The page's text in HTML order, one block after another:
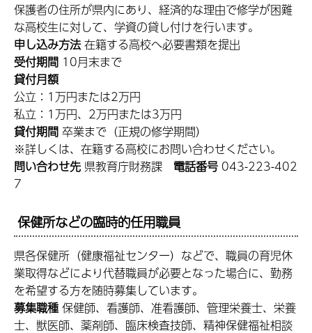
保護者の住所が県内にあり、経済的な理由で修学が困難
な高校生に対して、学資の貸し付けを行います。
申し込み方法在籍する高校へ必要書類を提出
受付期間 10月末まで
貸付月額
公立：1万円または2万円
私立：1万円、2万円または3万円
貸付期間 卒業まで（正規の修学期間）
※詳しくは、在籍する高校にお問い合わせください。
問い合わせ先 県教育庁財務課 電話番号 043-223-402
7
保健所などの臨時的任用職員
県各保健所（健康福祉センター）などで、職員の育児休
業取得などにより代替職員が必要となった場合に、勤務
を希望する方を随時募集しています。
募集職種 保健師、看護師、准看護師、管理栄養士、栄養
士、獣医師、薬剤師、臨床検査技師、精神保健福祉相談